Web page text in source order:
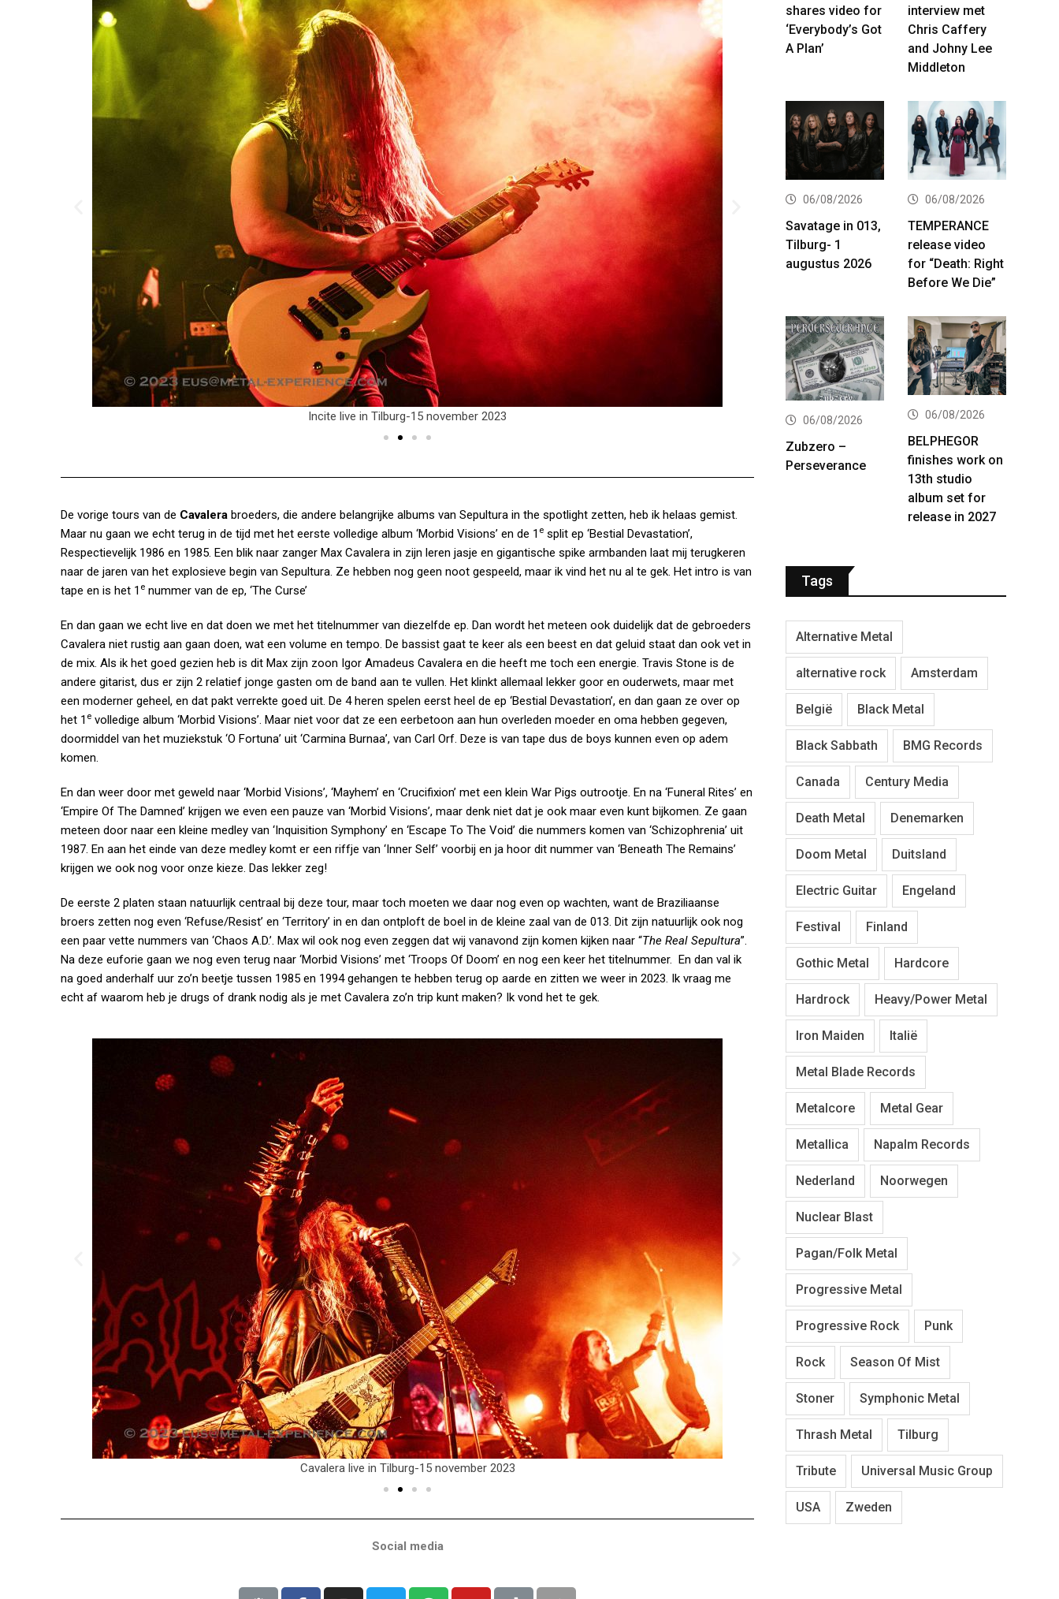
Incite live in Tilburg-15 november 2023
De vorige tours van de Cavalera broeders, die andere belangrijke albums van Sepultura in the spotlight zetten, heb ik helaas gemist.
Maar nu gaan we echt terug in de tijd met het eerste volledige album ‘Morbid Visions’ en de 1 e split ep ‘Bestial Devastation’,
Respectievelijk 1986 en 1985. Een blik naar zanger Max Cavalera in zijn leren jasje en gigantische spike armbanden laat mij terugkeren
naar de jaren van het explosieve begin van Sepultura. Ze hebben nog geen noot gespeeld, maar ik vind het nu al te gek. Het intro is van
tape en is het 1 e nummer van de ep, ‘The Curse’
En dan gaan we echt live en dat doen we met het titelnummer van diezelfde ep. Dan wordt het meteen ook duidelijk dat de gebroeders
Cavalera niet rustig aan gaan doen, wat een volume en tempo. De bassist gaat te keer als een beest en dat geluid staat dan ook vet in
de mix. Als ik het goed gezien heb is dit Max zijn zoon Igor Amadeus Cavalera en die heeft me toch een energie. Travis Stone is de
andere gitarist, dus er zijn 2 relatief jonge gasten om de band aan te vullen. Het klinkt allemaal lekker goor en ouderwets, maar met
een moderner geheel, en dat pakt verrekte goed uit. De 4 heren spelen eerst heel de ep ‘Bestial Devastation’, en dan gaan ze over op
het 1 e volledige album ‘Morbid Visions’. Maar niet voor dat ze een eerbetoon aan hun overleden moeder en oma hebben gegeven,
doormiddel van het muziekstuk ‘O Fortuna’ uit ‘Carmina Burnaa’, van Carl Orf. Deze is van tape dus de boys kunnen even op adem
komen.
En dan weer door met geweld naar ‘Morbid Visions’, ‘Mayhem’ en ‘Crucifixion’ met een klein War Pigs outrootje. En na ‘Funeral Rites’ en
‘Empire Of The Damned’ krijgen we even een pauze van ‘Morbid Visions’, maar denk niet dat je ook maar even kunt bijkomen. Ze gaan
meteen door naar een kleine medley van ‘Inquisition Symphony’ en ‘Escape To The Void’ die nummers komen van ‘Schizophrenia’ uit
1987. En aan het einde van deze medley komt er een riffje van ‘Inner Self’ voorbij en ja hoor dit nummer van ‘Beneath The Remains’
krijgen we ook nog voor onze kieze. Das lekker zeg!
De eerste 2 platen staan natuurlijk centraal bij deze tour, maar toch moeten we daar nog even op wachten, want de Braziliaanse
broers zetten nog even ‘Refuse/Resist’ en ‘Territory’ in en dan ontploft de boel in de kleine zaal van de 013. Dit zijn natuurlijk ook nog
een paar vette nummers van ‘Chaos A.D.’. Max wil ook nog even zeggen dat wij vanavond zijn komen kijken naar “The Real Sepultura”.
Na deze euforie gaan we nog even terug naar ‘Morbid Visions’ met ‘Troops Of Doom’ en nog een keer het titelnummer. En dan val ik
na goed anderhalf uur zo’n beetje tussen 1985 en 1994 gehangen te hebben terug op aarde en zitten we weer in 2023. Ik vraag me
echt af waarom heb je drugs of drank nodig als je met Cavalera zo’n trip kunt maken? Ik vond het te gek.
Cavalera live in Tilburg-15 november 2023
Social media
shares video for
‘Everybody’s Got
A Plan’
interview met
Chris Caffery
and Johny Lee
Middleton
06/08/2026
Savatage in 013,
Tilburg- 1
augustus 2026
06/08/2026
TEMPERANCE
release video
for “Death: Right
Before We Die”
06/08/2026
Zubzero –
Perseverance
06/08/2026
BELPHEGOR
finishes work on
13th studio
album set for
release in 2027
Tags
Alternative Metal
alternative rock Amsterdam
België Black Metal
Black Sabbath BMG Records
Canada Century Media
Death Metal Denemarken
Doom Metal Duitsland
Electric Guitar Engeland
Festival Finland
Gothic Metal Hardcore
Hardrock Heavy/Power Metal
Iron Maiden Italië
Metal Blade Records
Metalcore Metal Gear
Metallica Napalm Records
Nederland Noorwegen
Nuclear Blast
Pagan/Folk Metal
Progressive Metal
Progressive Rock Punk
Rock Season Of Mist
Stoner Symphonic Metal
Thrash Metal Tilburg
Tribute Universal Music Group
USA Zweden